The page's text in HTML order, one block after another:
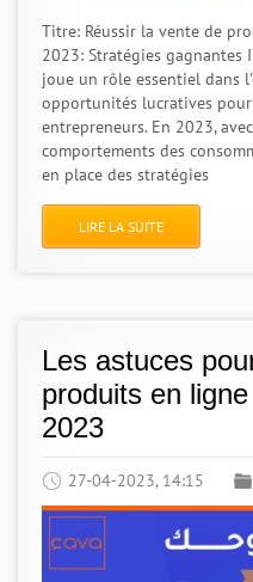
Titre: Réussir la vente de
2023: Stratégies gagnantes
joue un rôle essentiel dans
opportunités lucratives
entrepreneurs. En 2023,
comportements des
en place des stratégies
LIRE LA SUITE
Les astuces
produits en
2023
27-04-2023, 14:15